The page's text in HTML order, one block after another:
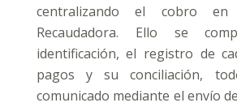
centralizando el cobro en
Recaudadora. Ello se
identificación, el registro de
pagos y su conciliación,
comunicado mediante el envío